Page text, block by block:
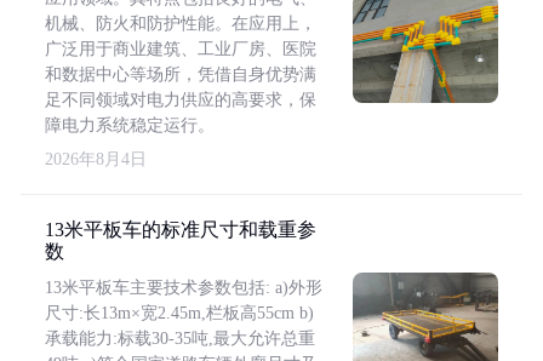
机械、防火和防护性能。在应用上，
广泛用于商业建筑、工业厂房、医院
和数据中心等场所，凭借自身优势满
足不同领域对电力供应的高要求，保
障电力系统稳定运行。
2026年8月4日
13米平板车的标准尺寸和载重参
数
13米平板车主要技术参数包括: a)外形
尺寸:长13m×宽2.45m,栏板高55cm b)
承载能力:标载30-35吨,最大允许总重